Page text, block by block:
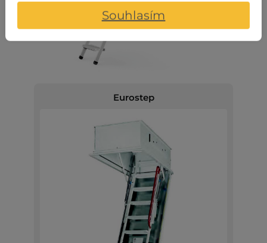
Eurostep
Souhlasím